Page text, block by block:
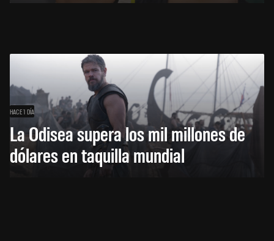
HACE 1 DÍA
La Odisea supera los mil millones de
dólares en taquilla mundial